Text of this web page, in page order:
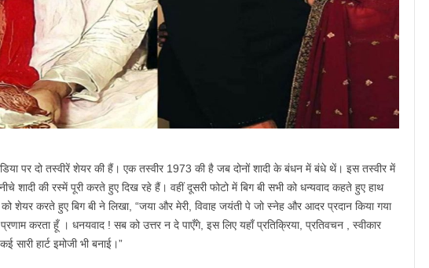
पर दो तस्वीरें शेयर की हैं। एक तस्वीर 1973 की है जब दोनों शादी के बंधन में बंधे थें। इस तस्वीर में
शादी की रस्में पूरी करते हुए दिख रहे हैं। वहीं दूसरी फोटो में बिग बी सभी को धन्यवाद कहते हुए हाथ
शेयर करते हुए बिग बी ने लिखा, “जया और मेरी, विवाह जयंती पे जो स्नेह और आदर प्रदान किया गया
करता हूँ । धनयवाद ! सब को उत्तर न दे पाएँगे, इस लिए यहाँ प्रतिक्रिया, प्रतिवचन , स्वीकार
हार्ट इमोजी भी बनाई।”